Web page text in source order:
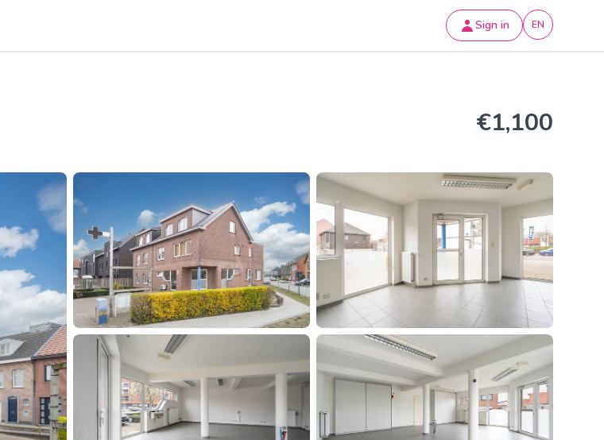
Sign in EN
€1,100